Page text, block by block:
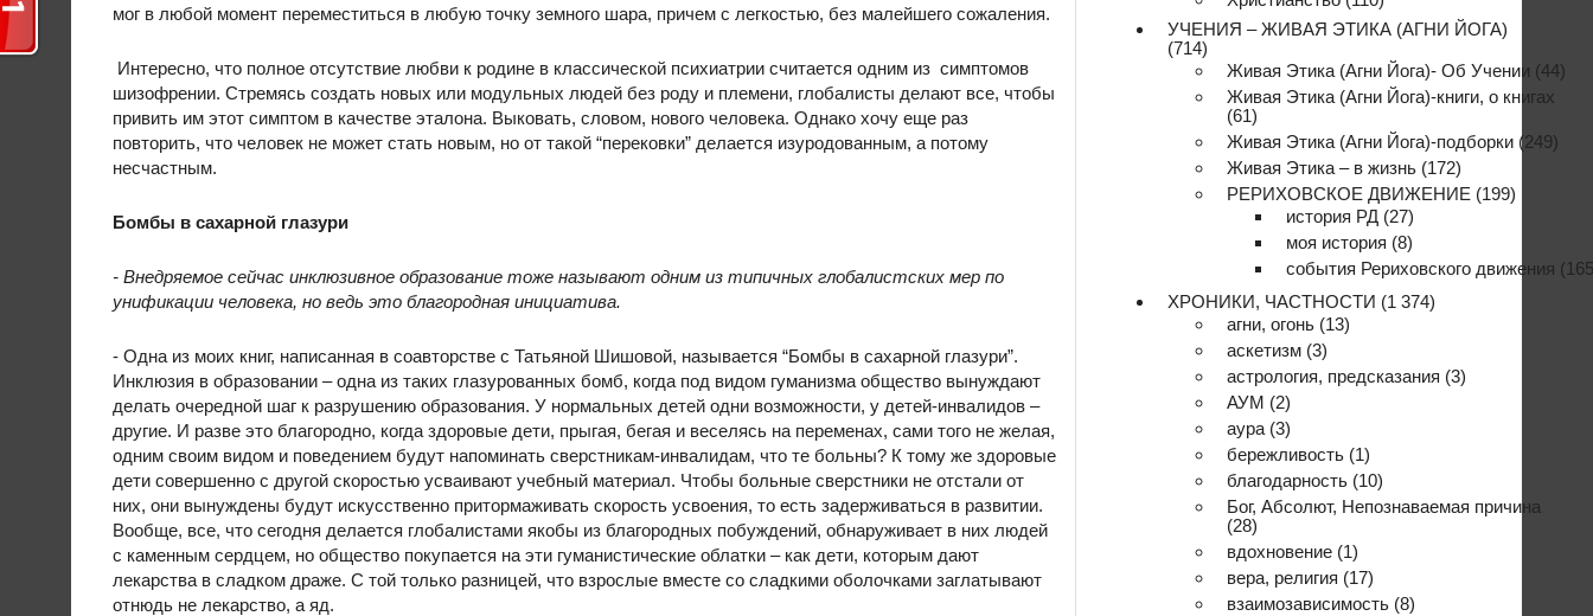
мог в любой момент переместиться в любую точку земного шара, причем с легкостью, без малейшего сожаления.
Интересно, что полное отсутствие любви к родине в классической психиатрии считается одним из симптомов
шизофрении. Стремясь создать новых или модульных людей без роду и племени, глобалисты делают все, чтобы
привить им этот симптом в качестве эталона. Выковать, словом, нового человека. Однако хочу еще раз
повторить, что человек не может стать новым, но от такой “перековки” делается изуродованным, а потому
несчастным.
Бомбы в сахарной глазури
- Внедряемое сейчас инклюзивное образование тоже называют одним из типичных глобалистских мер по
унификации человека, но ведь это благородная инициатива.
- Одна из моих книг, написанная в соавторстве с Татьяной Шишовой, называется “Бомбы в сахарной глазури”.
Инклюзия в образовании – одна из таких глазурованных бомб, когда под видом гуманизма общество вынуждают
делать очередной шаг к разрушению образования. У нормальных детей одни возможности, у детей-инвалидов –
другие. И разве это благородно, когда здоровые дети, прыгая, бегая и веселясь на переменах, сами того не желая,
одним своим видом и поведением будут напоминать сверстникам-инвалидам, что те больны? К тому же здоровые
дети совершенно с другой скоростью усваивают учебный материал. Чтобы больные сверстники не отстали от
них, они вынуждены будут искусственно притормаживать скорость усвоения, то есть задерживаться в развитии.
Вообще, все, что сегодня делается глобалистами якобы из благородных побуждений, обнаруживает в них людей
с каменным сердцем, но общество покупается на эти гуманистические облатки – как дети, которым дают
лекарства в сладком драже. С той только разницей, что взрослые вместе со сладкими оболочками заглатывают
отнюдь не лекарство, а яд.
УЧЕНИЯ – ЖИВАЯ ЭТИКА (АГНИ ЙОГА)
(714)
Живая Этика (Агни Йога)- Об Учении (44)
Живая Этика (Агни Йога)-книги, о книгах
(61)
Живая Этика (Агни Йога)-подборки (249)
Живая Этика – в жизнь (172)
РЕРИХОВСКОЕ ДВИЖЕНИЕ (199)
история РД (27)
моя история (8)
события Рериховского движения
ХРОНИКИ, ЧАСТНОСТИ (1 374)
агни, огонь (13)
аскетизм (3)
астрология, предсказания (3)
АУМ (2)
аура (3)
бережливость (1)
благодарность (10)
Бог, Абсолют, Непознаваемая причина
(28)
вдохновение (1)
вера, религия (17)
взаимозависимость (8)